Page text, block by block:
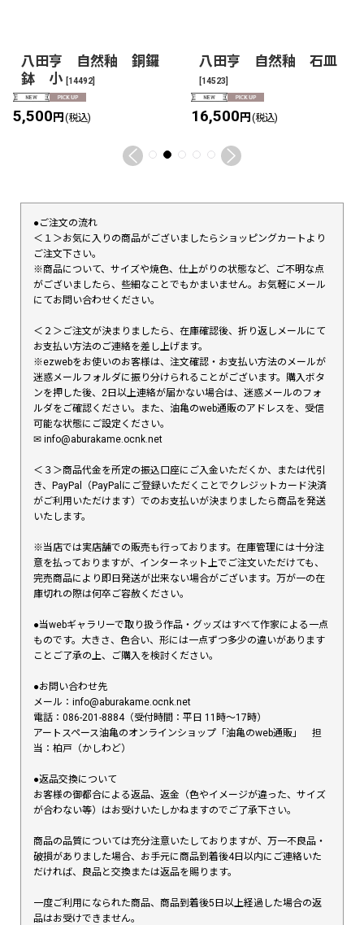
八田亨 自然釉 銅鑼
鉢 小 [14492]
5,500円 (税込)
八田亨 自然釉 石皿
[14523]
16,500円 (税込)
●ご注文の流れ
＜１＞お気に入りの商品がございましたらショッピングカートより
ご注文下さい。
※商品について、サイズや焼色、仕上がりの状態など、ご不明な点
がございましたら、些細なことでもかまいません。お気軽にメール
にてお問い合わせください。
＜２＞ご注文が決まりましたら、在庫確認後、折り返しメールにて
お支払い方法のご連絡を差し上げます。
※ezwebをお使いのお客様は、注文確認・お支払い方法のメールが
迷惑メールフォルダに振り分けられることがございます。購入ボタ
ンを押した後、2日以上連絡が届かない場合は、迷惑メールのフォ
ルダをご確認ください。また、油亀のweb通販のアドレスを、受信
可能な状態にご設定ください。
✉︎ info@aburakame.ocnk.net
＜３＞商品代金を所定の振込口座にご入金いただくか、または代引
き、PayPal（PayPalにご登録いただくことでクレジットカード決済
がご利用いただけます）でのお支払いが決まりましたら商品を発送
いたします。
※当店では実店舗での販売も行っております。在庫管理には十分注
意を払っておりますが、インターネット上でご注文いただけても、
完売商品により即日発送が出来ない場合がございます。万が一の在
庫切れの際は何卒ご容赦ください。
●当webギャラリーで取り扱う作品・グッズはすべて作家による一点
ものです。大きさ、色合い、形には一点ずつ多少の違いがあります
ことご了承の上、ご購入を検討ください。
●お問い合わせ先
メール：info@aburakame.ocnk.net
電話：086-201-8884（受付時間：平日 11時〜17時）
アートスペース油亀のオンラインショップ「油亀のweb通販」 担
当：柏戸（かしわど）
●返品交換について
お客様の御都合による返品、返金（色やイメージが違った、サイズ
が合わない等）はお受けいたしかねますのでご了承下さい。
商品の品質については充分注意いたしておりますが、万一不良品・
破損がありました場合、お手元に商品到着後4日以内にご連絡いた
だければ、良品と交換または返品を賜ります。
一度ご利用になられた商品、商品到着後5日以上経過した場合の返
品はお受けできません。